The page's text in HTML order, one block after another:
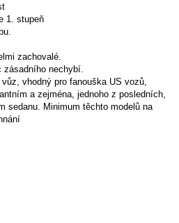
1. stupeň
zachovalé.
nechybí.
vhodný pro fanouška US vozů,
a zejména, jednoho z posledních,
sedanu. Minimum těchto modelů na